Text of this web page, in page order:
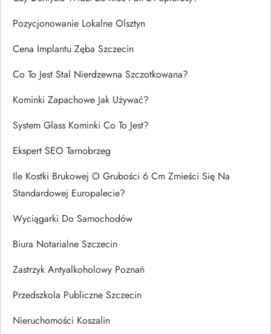
Pozycjonowanie Lokalne Olsztyn
Cena Implantu Zęba Szczecin
Co To Jest Stal Nierdzewna Szczotkowana?
Kominki Zapachowe Jak Używać?
System Glass Kominki Co To Jest?
Ekspert SEO Tarnobrzeg
Ile Kostki Brukowej O Grubości 6 Cm Zmieści Się Na
Standardowej Europalecie?
Wyciągarki Do Samochodów
Biura Notarialne Szczecin
Zastrzyk Antyalkoholowy Poznań
Przedszkola Publiczne Szczecin
Nieruchomości Koszalin